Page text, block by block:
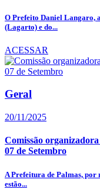
O Prefeito Daniel Langaro,
(Lagarto) e do...
ACESSAR
Geral
20/11/2025
Comissão
07 de Setembro
A Prefeitura de Palmas, por
estão...